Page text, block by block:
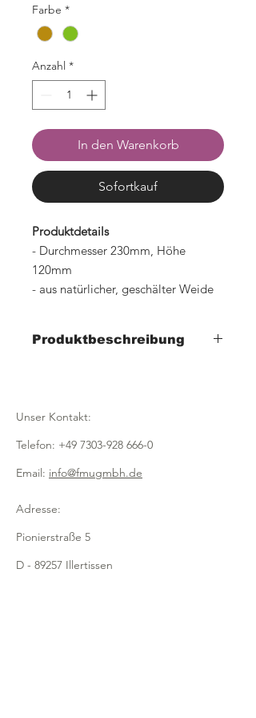
Farbe *
Anzahl *
In den Warenkorb
Sofortkauf
Produktdetails
- Durchmesser 230mm, Höhe
120mm
- aus natürlicher, geschälter Weide
Produktbeschreibung
Unser Kontakt:
Telefon: +49 7303-928 666-0
Email: info@fmugmbh.de
Adresse:
Pionierstraße 5
D - 89257 Illertissen